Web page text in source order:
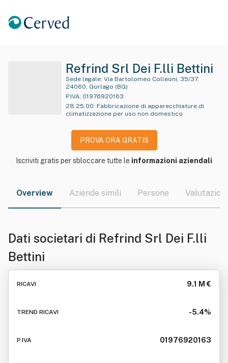
Refrind Srl Dei F.lli Bettini
Sede legale:
24060, Gorlago (BG)
P.IVA: 01976920163
28.25.00: Fabbricazione di apparecchiature di
climatizzazione per uso non domestico
PROVA ORA GRATIS
Iscriviti gratis per sbloccare tutte le informazioni aziendali
Overview Aziende simili Persone Valutazioni
Dati societari di Refrind Srl Dei F.lli
Bettini
RICAVI 9.1 M €
TREND RICAVI -5.4%
P.IVA 01976920163